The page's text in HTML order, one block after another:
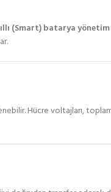
(Smart) batarya
Hücre voltajları,